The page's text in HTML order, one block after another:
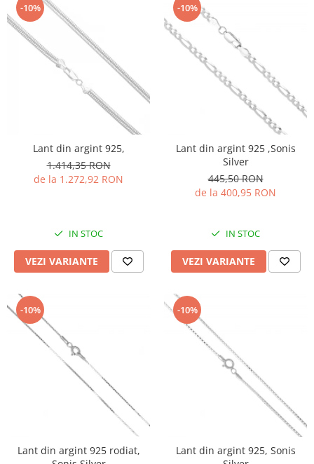
-10%
Lant din argint 925,
1.414,35 RON
de la 1.272,92 RON
IN STOC
VEZI VARIANTE
-10%
Lant din argint 925 ,Sonis
Silver
445,50 RON
de la 400,95 RON
IN STOC
VEZI VARIANTE
-10%
Lant din argint 925 rodiat,
-10%
Lant din argint 925, Sonis